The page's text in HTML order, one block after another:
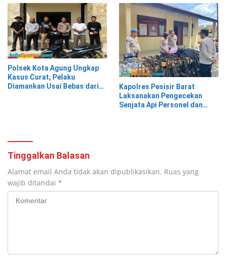
Polsek Kota Agung Ungkap
Kasus Curat, Pelaku
Diamankan Usai Bebas dari
Kapolres Pesisir Barat
Laksanakan Pengecekan
Senjata Api Personel dan
Tinggalkan Balasan
Alamat email Anda tidak akan dipublikasikan. Ruas yang
wajib ditandai *